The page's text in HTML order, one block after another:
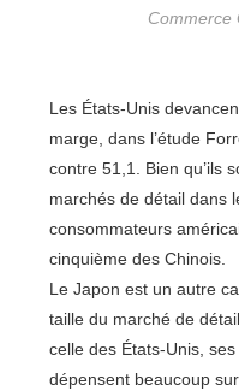
Commerce
Les États-Unis
marge, dans l’étude
contre 51,1. Bien qu’ils
marchés de détail dans
consommateurs
cinquième des Chinois.
Le Japon est un autre
taille du marché de
celle des États-Unis,
dépensent beaucoup